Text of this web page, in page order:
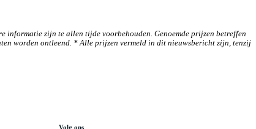
zijn te allen tijde voorbehouden. Genoemde prijzen betreffen
worden ontleend. * Alle prijzen vermeld in dit nieuwsbericht zijn, tenzij
Volg ons